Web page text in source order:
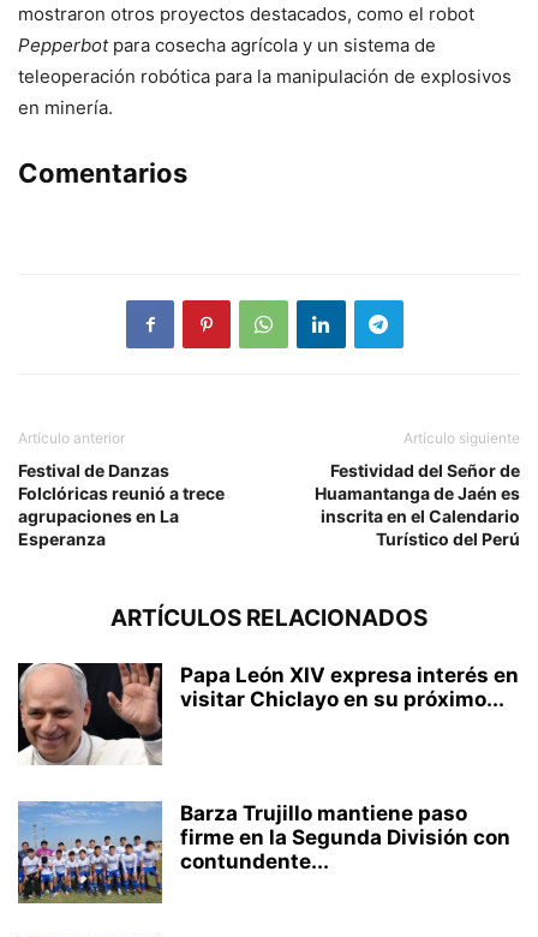
mostraron otros proyectos destacados, como el robot
Pepperbotpara cosecha agrícola y un sistema de
teleoperación robótica para la manipulación de explosivos
en minería.
Comentarios
Artículo anterior
Festival de Danzas
Folclóricas reunió a trece
agrupaciones en La
Esperanza
Artículo siguiente
Festividad del Señor de
Huamantanga de Jaén es
inscrita en el Calendario
Turístico del Perú
ARTÍCULOS RELACIONADOS
Papa León XIV expresa interés en
visitar Chiclayo en su próximo...
Barza Trujillo mantiene paso
firme en la Segunda División con
contundente...